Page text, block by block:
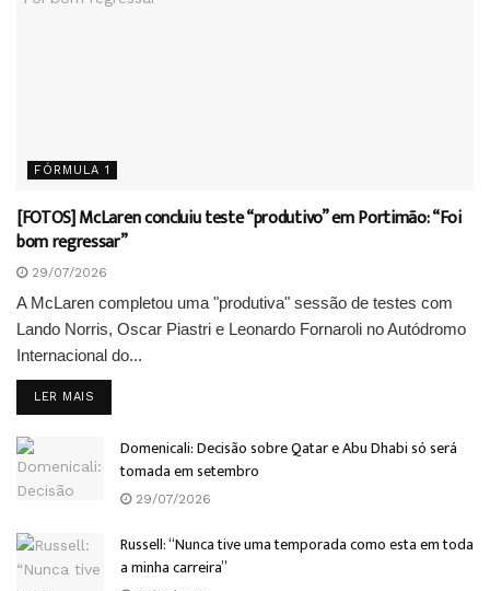
FÓRMULA 1
[FOTOS] McLaren concluiu teste “produtivo” em Portimão: “Foi
bom regressar”
29/07/2026
A McLaren completou uma "produtiva" sessão de testes com
Lando Norris, Oscar Piastri e Leonardo Fornaroli no Autódromo
Internacional do...
LER MAIS
Domenicali: Decisão sobre Qatar e Abu Dhabi só será
tomada em setembro
29/07/2026
Russell: “Nunca tive uma temporada como esta em toda
a minha carreira”